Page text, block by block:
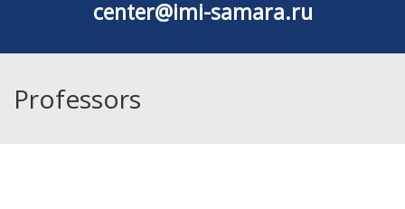
center@imi-samara.ru
Professors